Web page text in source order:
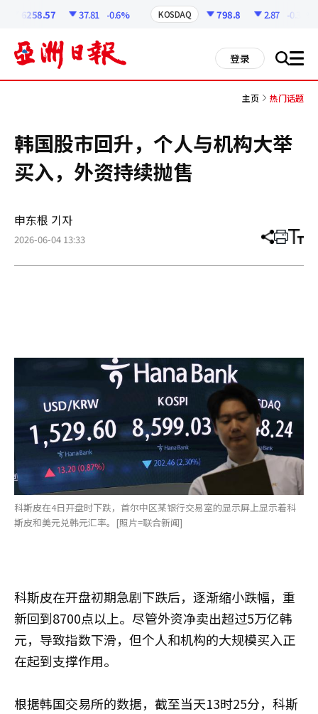
6258.57 37.81 -0.6% KOSDAQ 798.8 2.87 -0.36%
登录 搜 all
主页 热门话题
韩国股市回升，个人与机构大举
买入，外资持续抛售
申东根 기자
2026-06-04 13:33 分
章
打 调
小
科斯皮在4日开盘时下跌，首尔中区某银行交易室的显示屏上显示着科
斯皮和美元兑韩元汇率。[照片=联合新闻]
科斯皮在开盘初期急剧下跌后，逐渐缩小跌幅，重
新回到8700点以上。尽管外资净卖出超过5万亿韩
元，导致指数下滑，但个人和机构的大规模买入正
在起到支撑作用。
根据韩国交易所的数据，截至当天13时25分，科斯